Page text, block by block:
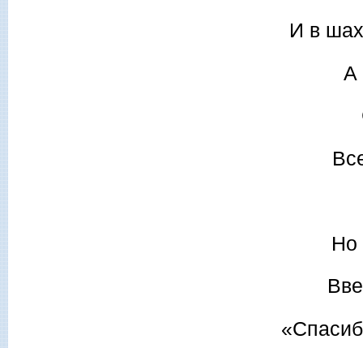
И в
А
Но